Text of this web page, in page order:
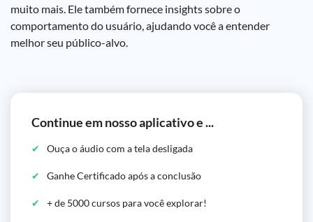
muito mais. Ele também fornece insights sobre o
comportamento do usuário, ajudando você a entender
melhor seu público-alvo.
Continue em nosso aplicativo e ...
Ouça o áudio com a tela desligada
Ganhe Certificado após a conclusão
+ de 5000 cursos para você explorar!